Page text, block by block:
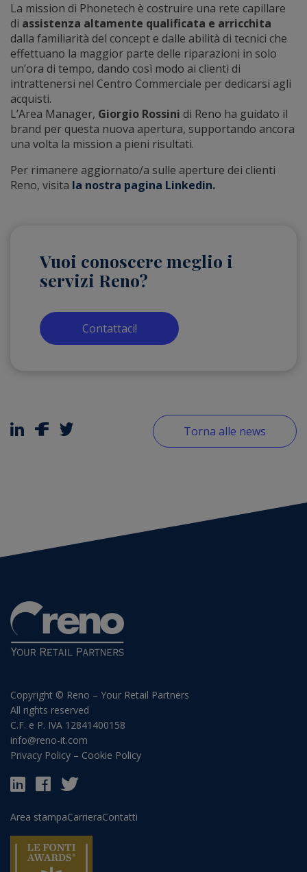
La mission di Phonetech è costruire una rete capillare
di assistenza altamente qualificata e arricchita
dalla familiarità del concept e dalle abilità di tecnici che
effettuano la maggior parte delle riparazioni in solo
un’ora di tempo, dando così modo ai clienti di
intrattenersi nel Centro Commerciale per dedicarsi agli
acquisti.
L’Area Manager, Giorgio Rossini di Reno ha guidato il
brand per questa nuova apertura, supportando ancora
una volta la mission a pieni risultati.
Per rimanere aggiornato/a sulle aperture dei clienti
Reno, visita la nostra pagina Linkedin.
Vuoi conoscere meglio i
servizi Reno?
Contattaci!
Torna alle news
Copyright © Reno – Your Retail Partners
All rights reserved
C.F. e P. IVA 12841400158
info@reno-it.com
Privacy Policy – Cookie Policy
Area stampaCarrieraContatti